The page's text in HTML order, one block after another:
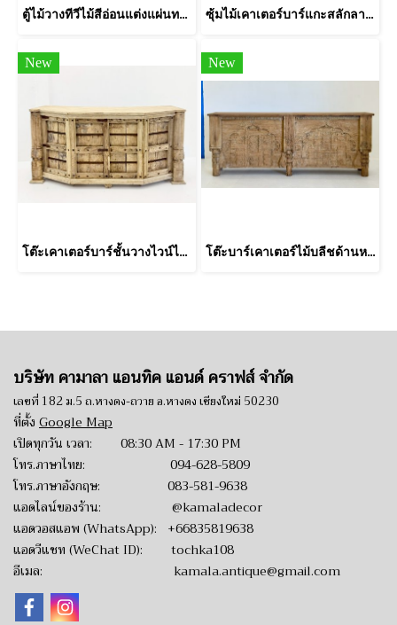
ตู้ไม้วางทีวีไม้สีอ่อนแต่งแผ่นทองเหลืองตอกลาย ซุ้มไม้เคาเตอร์บาร์แกะสลักลายโคโลเนียล
New
โต๊ะเคาเตอร์บาร์ชั้นวางไวน์ไม้สีอ่อนคาดแถบเหล็ก
New
โต๊ะบาร์เคาเตอร์ไม้บลีชด้านหน้าแกะสลักลายซุ้มโค้ง
บริษัท คามาลา แอนทิค แอนด์ คราฟส์ จำกัด
เลขที่ 182 ม.5 ถ.หางดง-ถวาย อ.หางดง เชียงใหม่ 50230
ที่ตั้ง Google Map
เปิดทุกวัน เวลา: 08:30 AM - 17:30 PM
โทร.ภาษาไทย: 094-628-5809
โทร.ภาษาอังกฤษ: 083-581-9638
แอดไลน์ของร้าน: @kamaladecor
แอดวอสแอพ (WhatsApp): +66835819638
แอดวีแชท (WeChat ID): tochka108
อีเมล: kamala.antique@gmail.com